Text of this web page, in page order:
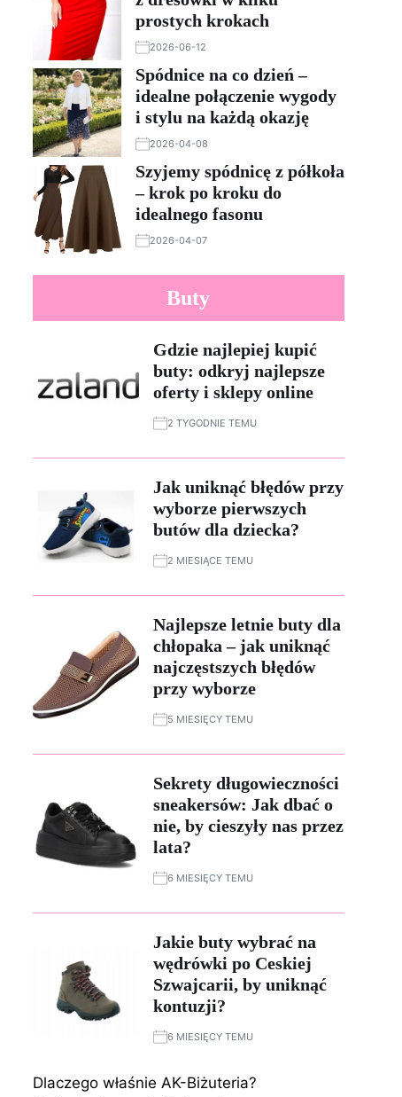
prostych krokach
2026-06-12
Spódnice na co dzień –
idealne połączenie wygody
i stylu na każdą okazję
2026-04-08
Szyjemy spódnicę z półkoła
– krok po kroku do
idealnego fasonu
2026-04-07
Buty
Gdzie najlepiej kupić
buty: odkryj najlepsze
oferty i sklepy online
2 TYGODNIE TEMU
Jak uniknąć błędów przy
wyborze pierwszych
butów dla dziecka?
2 MIESIĄCE TEMU
Najlepsze letnie buty dla
chłopaka – jak uniknąć
najczęstszych błędów
przy wyborze
5 MIESIĘCY TEMU
Sekrety długowieczności
sneakersów: Jak dbać o
nie, by cieszyły nas przez
lata?
6 MIESIĘCY TEMU
Jakie buty wybrać na
wędrówki po Ceskiej
Szwajcarii, by uniknąć
kontuzji?
6 MIESIĘCY TEMU
Dlaczego właśnie AK-Biżuteria?